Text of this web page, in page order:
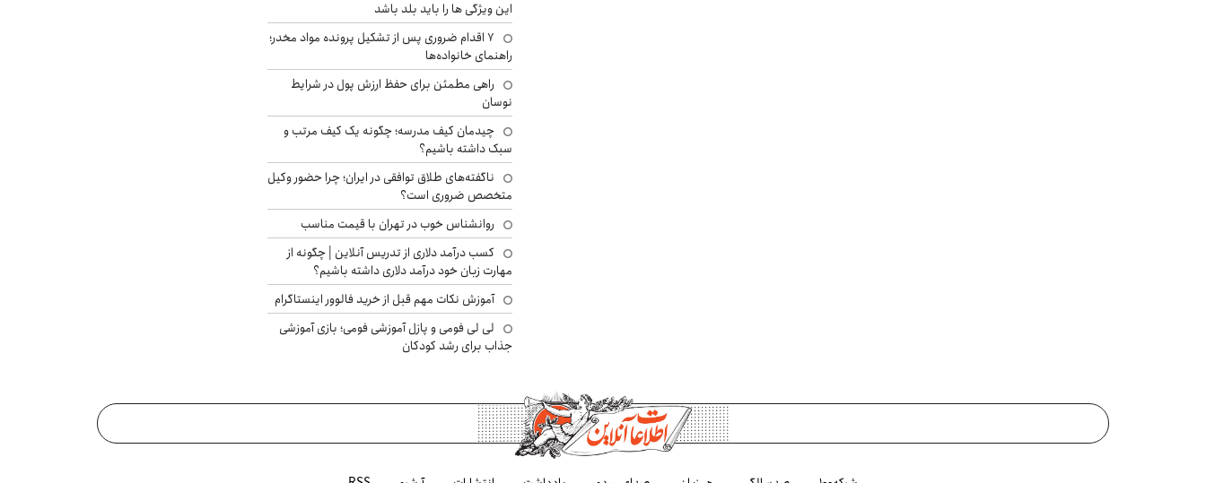
این ویژگی ها را باید بلد باشد
۷ اقدام ضروری پس از تشکیل پرونده مواد مخدر؛
راهنمای خانواده‌ها
راهی مطمئن برای حفظ ارزش پول در شرایط
نوسان
چیدمان کیف مدرسه؛ چگونه یک کیف مرتب و
سبک داشته باشیم؟
ناگفته‌های طلاق توافقی در ایران؛ چرا حضور وکیل
متخصص ضروری است؟
روانشناس خوب در تهران با قیمت مناسب
کسب درآمد دلاری از تدریس آنلاین | چگونه از
مهارت زبان خود درآمد دلاری داشته باشیم؟
آموزش نکات مهم قبل از خرید فالوور اینستاگرام
لی لی فومی و پازل آموزشی فومی؛ بازی آموزشی
جذاب برای رشد کودکان